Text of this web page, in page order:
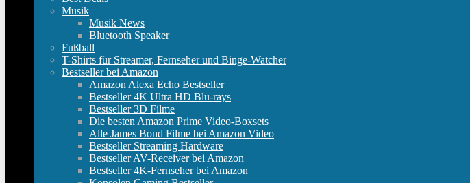
Musik
Musik News
Bluetooth Speaker
Fußball
T-Shirts für Streamer, Fernseher und Binge-Watcher
Bestseller bei Amazon
Amazon Alexa Echo Bestseller
Bestseller 4K Ultra HD Blu-rays
Bestseller 3D Filme
Die besten Amazon Prime Video-Boxsets
Alle James Bond Filme bei Amazon Video
Bestseller Streaming Hardware
Bestseller AV-Receiver bei Amazon
Bestseller 4K-Fernseher bei Amazon